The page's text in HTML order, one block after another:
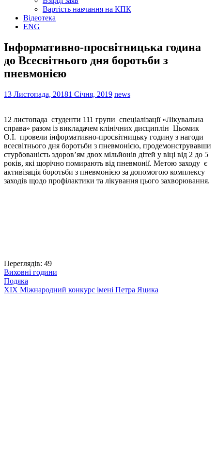
Вартість навчання на КПК
Відеотека
ENG
Інформативно-просвітницька година
до Всесвітнього дня боротьби з
пневмонією
13 Листопада, 20181 Січня, 2019 news
12 листопада студенти 111 групи спеціалізації «Лікувальна
справа» разом із викладачем клінічних дисциплін Цьомик
О.І. провели інформативно-просвітницьку годину з нагоди
всесвітнього дня боротьби з пневмонією, продемонструвавши
стурбованість здоров’ям двох мільйонів дітей у віці від 2 до 5
років, які щорічно помирають від пневмонії. Метою заходу є
активізація боротьби з пневмонією за допомогою комплексу
заходів щодо профілактики та лікування цього захворювання.
Переглядів: 49
Виховні години
Навігація
записів
Подяка
ХІХ Міжнародний конкурс імені Петра Яцика